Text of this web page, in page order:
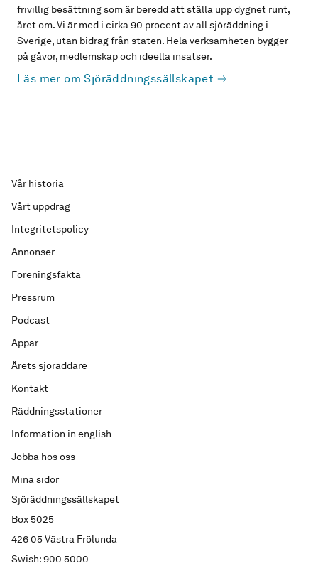
frivillig besättning som är beredd att ställa upp dygnet runt,
året om. Vi är med i cirka 90 procent av all sjöräddning i
Sverige, utan bidrag från staten. Hela verksamheten bygger
på gåvor, medlemskap och ideella insatser.
Läs mer om Sjöräddningssällskapet
Sjöräddningssällskapet
Box 5025
426 05 Västra Frölunda
Swish: 900 5000
Vår historia
Vårt uppdrag
Integritetspolicy
Annonser
Föreningsfakta
Pressrum
Podcast
Appar
Årets sjöräddare
Kontakt
Räddningsstationer
Information in english
Jobba hos oss
Mina sidor